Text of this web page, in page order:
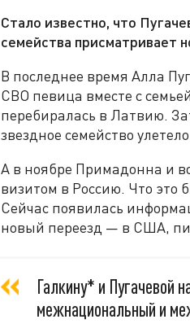
Стало известно, что
семейства присматривает
В последнее время Алла
СВО певица вместе с
перебиралась в Латвию.
звездное семейство
А в ноябре Примадонна и
визитом в Россию. Что это
Сейчас появилась
новый переезд — в США,
Галкину* и Пугачевой
межнациональный и